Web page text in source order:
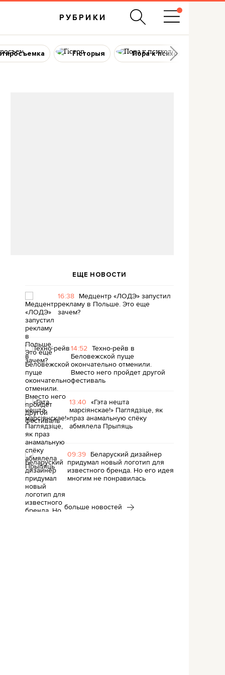
РУБРИКИ
Гісторыя Пора к психологу
ЕЩЕ НОВОСТИ
16:38 Медцентр «ЛОДЭ» запустил
рекламу в Польше. Это еще
зачем?
14:52 Техно-рейв в
Беловежской пуще
окончательно отменили.
Вместо него пройдет другой
фестиваль
13:40 «Гэта нешта
марсіянскае!» Паглядзіце, як
праз анамальную спёку
абмялела Прыпяць
09:39 Беларуский дизайнер
придумал новый логотип для
известного бренда. Но его идея
многим не понравилась
больше новостей